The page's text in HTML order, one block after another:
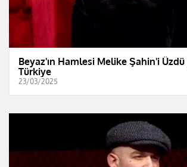
Beyaz'ın Hamlesi Melike Şahin'i Üzdü
Türkiye
23/03/2025